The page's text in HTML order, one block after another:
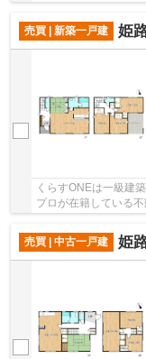
売買 | 新築一戸建
姫
くらすONEは一級建
プロが在籍している
しているお店です♪住
売買 | 中古一戸建
姫